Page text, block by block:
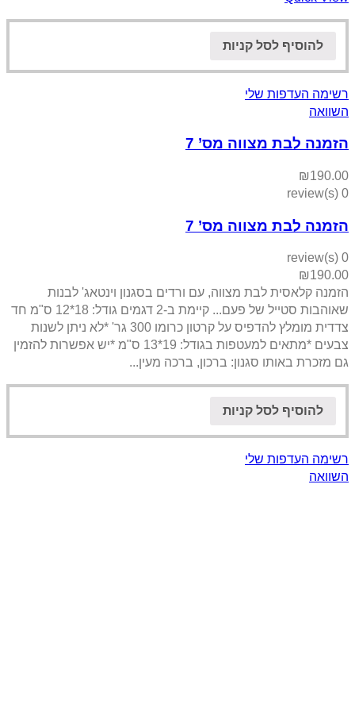
להוסיף לסל קניות
רשימה העדפות שלי
השוואה
הזמנה לבת מצווה מס’ 7
₪190.00
0 review(s)
הזמנה לבת מצווה מס’ 7
0 review(s)
₪190.00
הזמנה קלאסית לבת מצווה, עם ורדים בסגנון וינטאג' לבנות
שאוהבות סטייל של פעם... קיימת ב-2 דגמים גודל: 18*12 ס"מ חד
צדדית מומלץ להדפיס על קרטון כרומו 300 גר' *לא ניתן לשנות
צבעים *מתאים למעטפות בגודל: 19*13 ס"מ *יש אפשרות להזמין
גם מזכרת באותו סגנון: ברכון, ברכה מעין...
להוסיף לסל קניות
רשימה העדפות שלי
השוואה